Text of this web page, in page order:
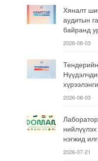
Хяналт
аудитын
байранд
2026-08-03
2026-08-03
нэгжид
2026-07-21